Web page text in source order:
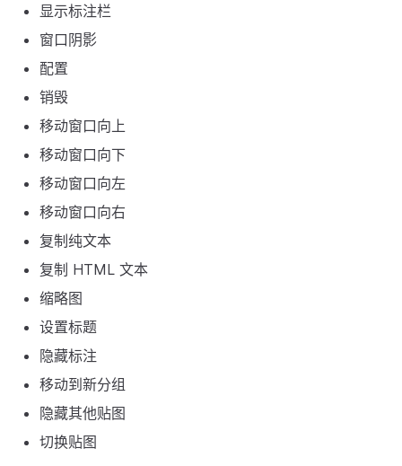
显示标注栏
窗口阴影
配置
销毁
移动窗口向上
移动窗口向下
移动窗口向左
移动窗口向右
复制纯文本
复制 HTML 文本
缩略图
设置标题
隐藏标注
移动到新分组
隐藏其他贴图
切换贴图